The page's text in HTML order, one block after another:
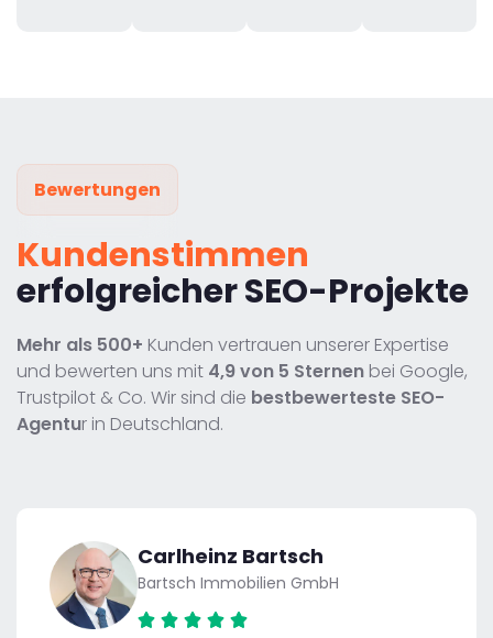
Bewertungen
Kundenstimmen
erfolgreicher SEO-Projekte
Mehr als 500+ Kunden vertrauen unserer Expertise
und bewerten uns mit 4,9 von 5 Sternen bei Google,
Trustpilot & Co. Wir sind die bestbewerteste SEO-
Agentur in Deutschland.
Carlheinz Bartsch
Bartsch Immobilien GmbH